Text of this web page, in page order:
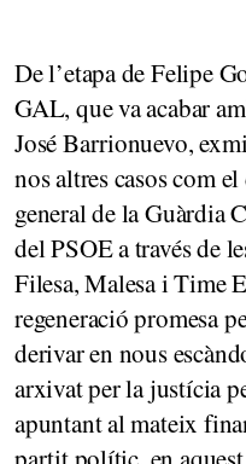
De l’etapa de Felipe
GAL, que va acabar
José Barrionuevo,
nos altres casos com
general de la Guàrdia
del PSOE a través de
Filesa, Malesa i Time
regeneració promesa
derivar en nous
arxivat per la justícia
apuntant al mateix